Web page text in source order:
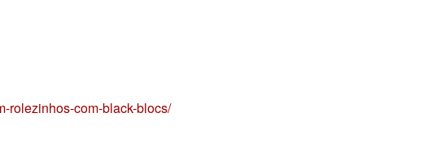
rolezinhos-com-black-blocs/